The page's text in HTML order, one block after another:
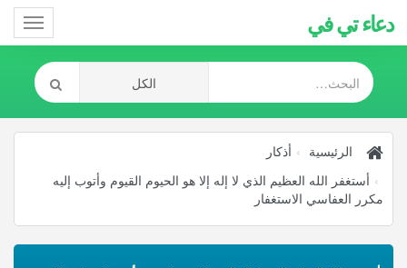
دعاء تي في
الرئيسية
أذكار
أستغفر الله العظيم الذي لا إله إلا هو الحيوم القيوم وأتوب إليه
مكرر العفاسي الاستغفار